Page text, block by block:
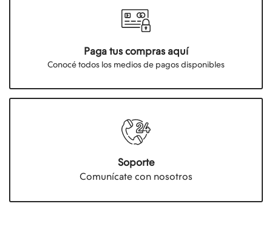
Paga tus compras aquí
Conocé todos los medios de pagos disponibles
Soporte
Comunícate con nosotros